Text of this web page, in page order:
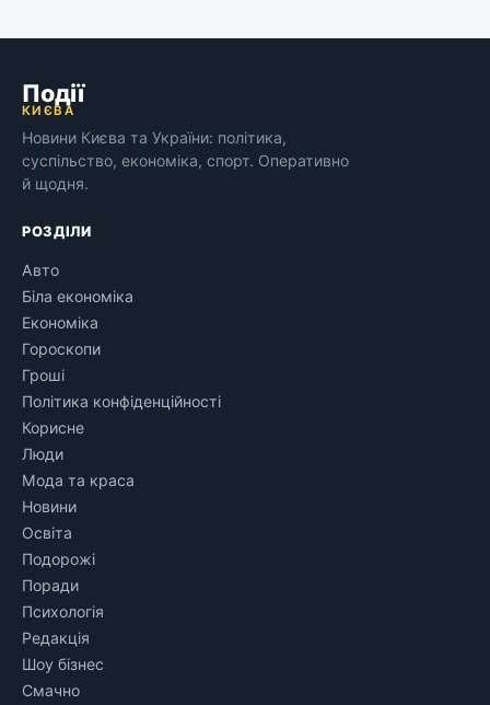
Події
КИЄВА
Новини Києва та України: політика,
суспільство, економіка, спорт. Оперативно
й щодня.
РОЗДІЛИ
Авто
Біла економіка
Економіка
Гороскопи
Гроші
Політика конфіденційності
Корисне
Люди
Мода та краса
Новини
Освіта
Подорожі
Поради
Психологія
Редакція
Шоу бізнес
Смачно